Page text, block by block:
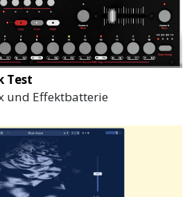
Test
und Effektbatterie